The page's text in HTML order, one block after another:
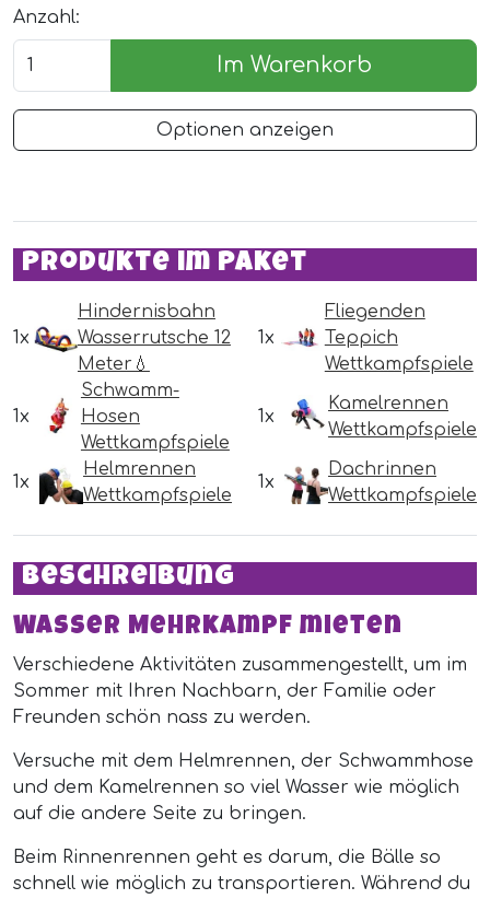
Anzahl:
Im Warenkorb
Optionen anzeigen
Produkte im Paket
1x
Hindernisbahn
Wasserrutsche 12
Meter💧
1x
Fliegenden
Teppich
Wettkampfspiele
1x
Schwamm-
Hosen
Wettkampfspiele
1x
Kamelrennen
Wettkampfspiele
1x
Helmrennen
Wettkampfspiele
1x
Dachrinnen
Wettkampfspiele
Beschreibung
Wasser Mehrkampf mieten
Verschiedene Aktivitäten zusammengestellt, um im
Sommer mit Ihren Nachbarn, der Familie oder
Freunden schön nass zu werden.
Versuche mit dem Helmrennen, der Schwammhose
und dem Kamelrennen so viel Wasser wie möglich
auf die andere Seite zu bringen.
Beim Rinnenrennen geht es darum, die Bälle so
schnell wie möglich zu transportieren. Während du